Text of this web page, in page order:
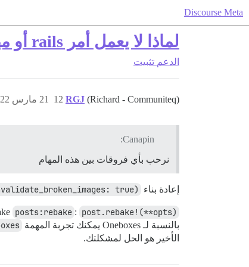
Discourse Meta
لماذا لا يعمل أمر rails أو مهمة rake لإعادة الخبز، بينما يعمل إعادة بناء HTML؟
الدعم تثبيت
RGJ (Richard - Communiteq) 21 مارس 2022، 5:07م 12
Canapin:
نرحب بأي فروقات بين هذه المهام
إعادة بناء HTML: true)
posts:rebake : post.rebake!(**opts)
بالنسبة لـ Oneboxes يمكنك تجربة المهمة
الأخير هو الحل لمشكلتك.